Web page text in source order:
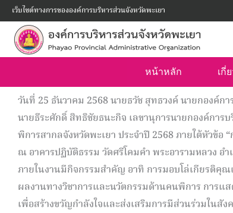
Skip
to
content
เว็บไซต์ทางการขององค์การบริหารส่วนจังหวัดพะเยา
หน้าหลัก เกี่
วันที่ 25 ธันวาคม 2568 นายธวัช สุทธวงค์ นายกองค์ก
นายธีระศักดิ์ สิทธิชัยธนะกิจ เลขานุการนายกองค์การ
พิการสากลจังหวัดพะเยา ประจำปี 2568 ภายใต้หัวข้
ณ อาคารปฏิบัติธรรม วัดศรีโคมคำ พระอารามหลวง
ภายในงานมีกิจกรรมสำคัญ อาทิ การมอบโล่เกียรติคุ
ผลงานทางวิชาการและนวัตกรรมด้านคนพิการ การ
เพื่อสร้างขวัญกำลังใจและส่งเสริมการมีส่วนร่วมในสัง